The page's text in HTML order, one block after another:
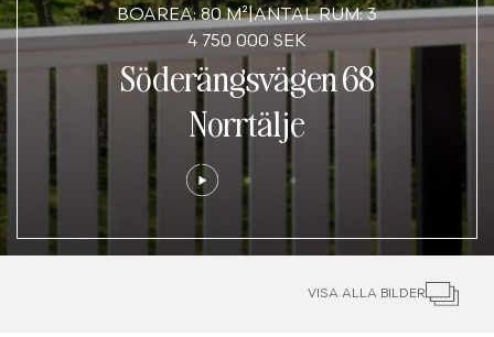
BOAREA: 80 M²|ANTAL RUM: 3
4 750 000 SEK
Söderängsvägen 68
Norrtälje
VISA ALLA BILDER